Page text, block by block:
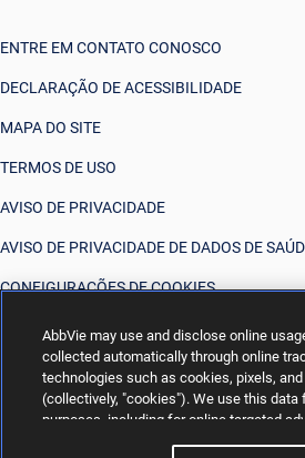
ENTRE EM CONTATO CONOSCO
DECLARAÇÃO DE ACESSIBILIDADE
MAPA DO SITE
TERMOS DE USO
AVISO DE PRIVACIDADE
AVISO DE PRIVACIDADE DE DADOS DE
CONFIGURAÇÕES DE COOKIES
SUAS OPÇÕES DE PRIVACIDADE
AbbVie may use and disclose online
collected automatically through online
technologies such as cookies, pixels,
(collectively, "cookies"). We use this data
purposes, including for online targeted
(advertisements based on your interests